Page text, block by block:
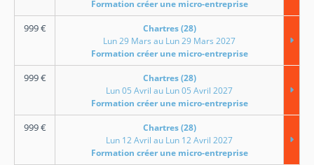
Formation créer une micro-entreprise
999€
Chartres (28)
Lun 29 Mars au Lun 29 Mars 2027
Formation créer une micro-entreprise
999€
Chartres (28)
Lun 05 Avril au Lun 05 Avril 2027
Formation créer une micro-entreprise
999€
Chartres (28)
Lun 12 Avril au Lun 12 Avril 2027
Formation créer une micro-entreprise